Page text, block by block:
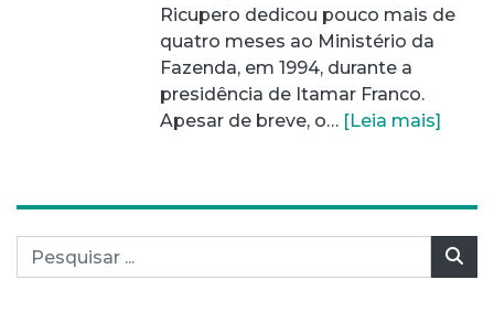
Ricupero dedicou pouco mais de
quatro meses ao Ministério da
Fazenda, em 1994, durante a
presidência de Itamar Franco.
Apesar de breve, o… [Leia mais]
Pesquisar por: